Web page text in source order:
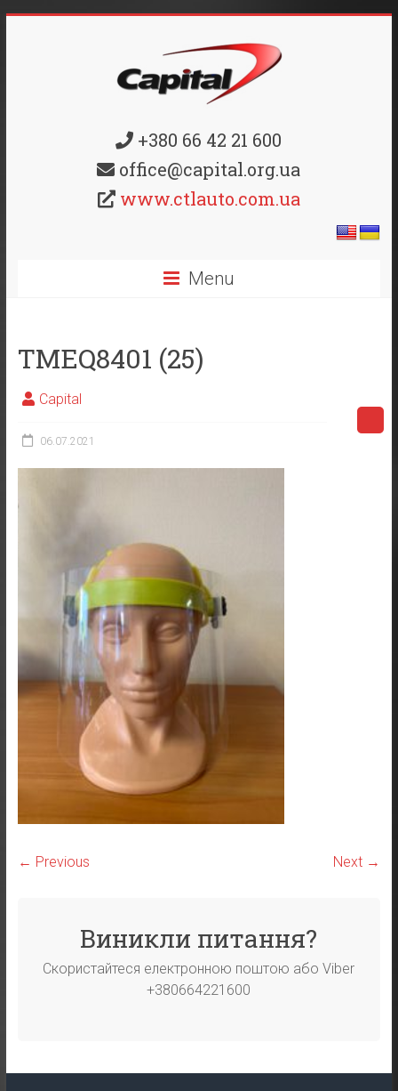
+380 66 42 21 600
office@capital.org.ua
www.ctlauto.com.ua
Menu
TMEQ8401 (25)
Capital
06.07.2021
← Previous Next →
Виникли питання?
Скористайтеся електронною поштою або Viber
+380664221600